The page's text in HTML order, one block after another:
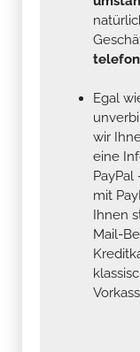
Egal
wir
eine
mit
Ihnen
Mail-